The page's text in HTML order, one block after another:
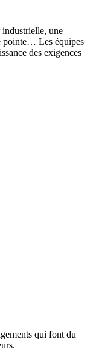
industrielle, une
pointe… Les équipes
des exigences
qui font du